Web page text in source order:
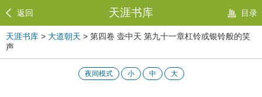
返回 天涯书库 目录
天涯书库 > 大道朝天 > 第四卷 壶中天 第九十一章杠铃或银铃般的笑
声
夜间模式 小 中 大